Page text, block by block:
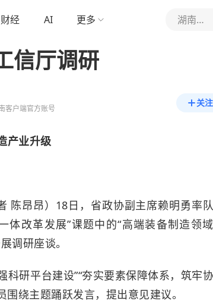
财经 AI 更多 湖南日报
信厅调研
客户端官方账号
关注
产业升级
陈昂昂）18日，省政协副主席赖明勇率
体改革发展”课题中的“高端装备制造领
调研座谈。
科研平台建设”“夯实要素保障体系，筑牢
绕主题踊跃发言，提出意见建议。